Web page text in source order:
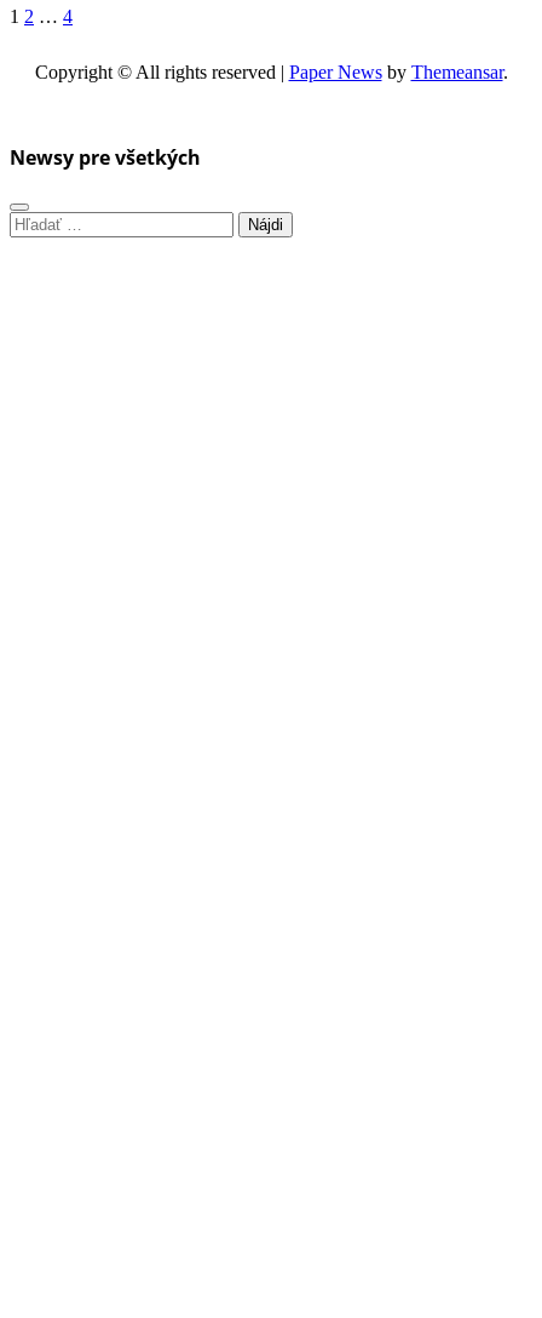
Stránkovanie
1 2 … 4
Copyright © All rights reserved | Paper Newsby Themeansar.
Newsy pre všetkých
Hľadať: